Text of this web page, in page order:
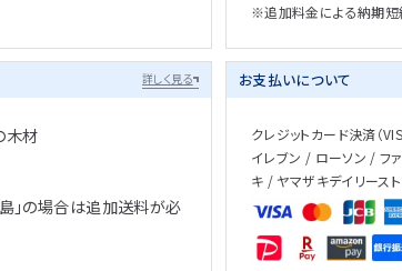
※追加料金による納期短
詳しく見る
木材
島」の場合は追加送料が必
お支払いについて
クレジットカード決済（
イレブン / ローソン / フ
キ / ヤマザキデイリース